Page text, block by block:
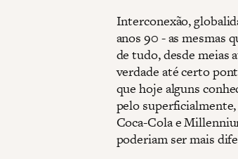
Interconexão,
anos 90 - as mesmas
de tudo, desde meias
verdade até certo
que hoje alguns
pelo
Coca-Cola e
poderiam ser mais